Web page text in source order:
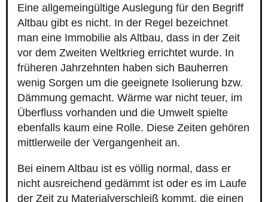
Eine allgemeingültige Auslegung für den Begriff
Altbau gibt es nicht. In der Regel bezeichnet
man eine Immobilie als Altbau, dass in der Zeit
vor dem Zweiten Weltkrieg errichtet wurde. In
früheren Jahrzehnten haben sich Bauherren
wenig Sorgen um die geeignete Isolierung bzw.
Dämmung gemacht. Wärme war nicht teuer, im
Überfluss vorhanden und die Umwelt spielte
ebenfalls kaum eine Rolle. Diese Zeiten gehören
mittlerweile der Vergangenheit an.
Bei einem Altbau ist es völlig normal, dass er
nicht ausreichend gedämmt ist oder es im Laufe
der Zeit zu Materialverschleiß kommt, die einen